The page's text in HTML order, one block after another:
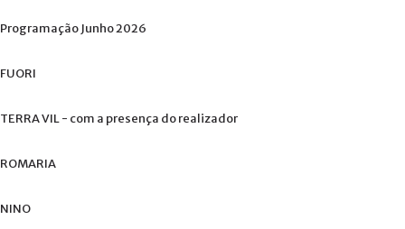
Programação Junho2026
FUORI
TERRAVIL- com a presença dorealizador
ROMARIA
NINO